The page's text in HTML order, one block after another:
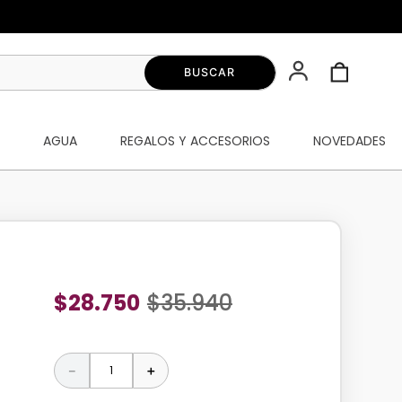
AGUA REGALOS Y ACCESORIOS NOVEDADES
$28.750 $35.940
＋
－